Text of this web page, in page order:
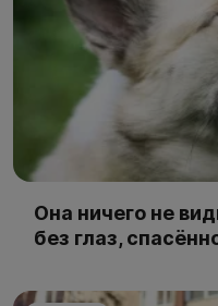
Она ничего не
без глаз,